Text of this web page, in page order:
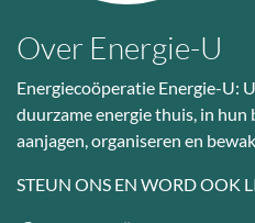
Over Energie-U
Energiecoöperatie Energie-U:
duurzame energie thuis, in hun
aanjagen, organiseren en
STEUN ONS EN WORD OOK